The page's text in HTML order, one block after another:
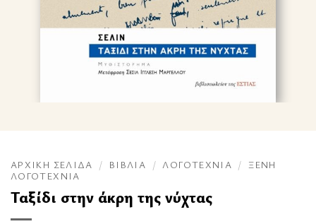
ΑΡΧΙΚΉ ΣΕΛΊΔΑ / ΒΙΒΛΊΑ / ΛΟΓΟΤΕΧΝΊΑ / ΞΈΝΗ
ΛΟΓΟΤΕΧΝΊΑ
Ταξίδι στην άκρη της νύχτας